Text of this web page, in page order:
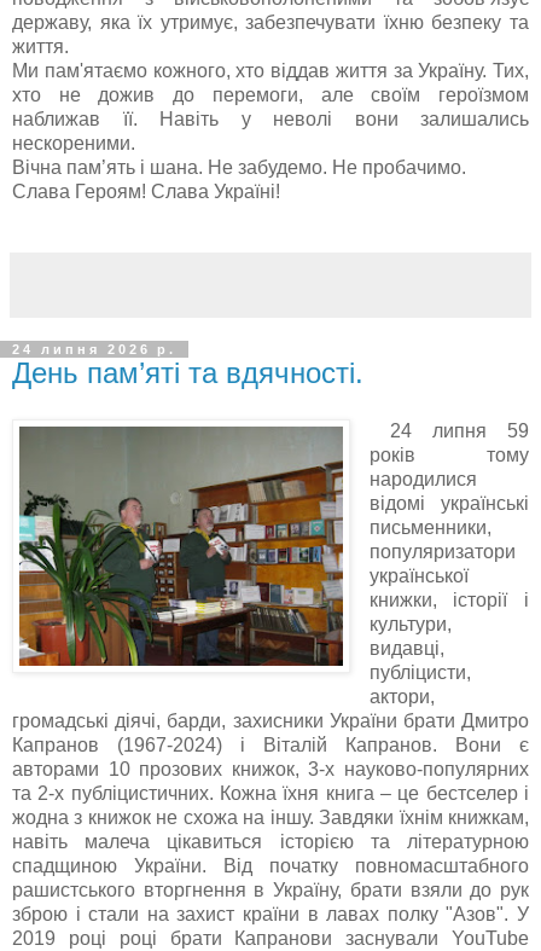
державу, яка їх утримує, забезпечувати їхню безпеку та
життя.
Ми пам'ятаємо кожного, хто віддав життя за Україну. Тих,
хто не дожив до перемоги, але своїм героїзмом
наближав її. Навіть у неволі вони залишались
нескореними.
Вічна пам’ять і шана. Не забудемо. Не пробачимо.
Слава Героям! Слава Україні!
24 липня 2026 р.
День пам’яті та вдячності.
24 липня 59
років тому
народилися
відомі українські
письменники,
популяризатори
української
книжки, історії і
культури,
видавці,
публіцисти,
актори,
громадські діячі, барди, захисники України брати Дмитро
Капранов (1967-2024) і Віталій Капранов. Вони є
авторами 10 прозових книжок, 3-х науково-популярних
та 2-х публіцистичних. Кожна їхня книга – це бестселер і
жодна з книжок не схожа на іншу. Завдяки їхнім книжкам,
навіть малеча цікавиться історією та літературною
спадщиною України. Від початку повномасштабного
рашистського вторгнення в Україну, брати взяли до рук
зброю і стали на захист країни в лавах полку "Азов". У
2019 році році брати Капранови заснували YouTube